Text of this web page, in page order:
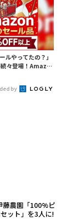
ルやってたの？」
々登場！Amazo
by
藤農園「100%ピ
ット」を3人に!